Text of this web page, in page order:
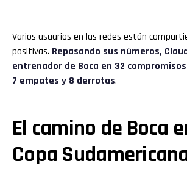
Varios usuarios en las redes están
positivas. Repasando sus números,
entrenador de Boca en 32
7 empates y 8 derrotas.
El camino de Boca
Copa